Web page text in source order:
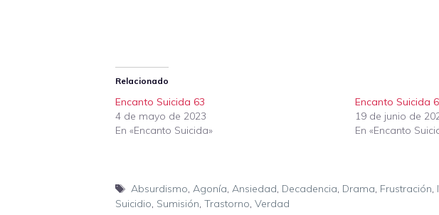
Relacionado
Encanto Suicida 63
4 de mayo de 2023
En «Encanto Suicida»
Encanto Suicida
19 de junio de
En «Encanto
Etiquetas
Absurdismo, Agonía, Ansiedad, Decadencia, Drama, Frustración,
Suicidio, Sumisión, Trastorno, Verdad